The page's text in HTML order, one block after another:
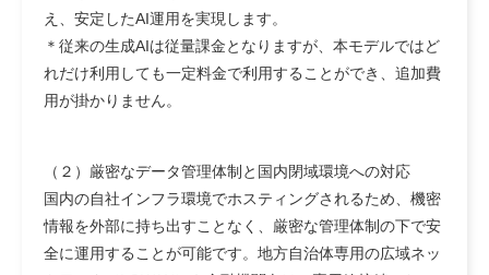
え、安定したAI運用を実現します。
＊従来の生成AIは従量課金となりますが、本モデルではど
れだけ利用しても一定料金で利用することができ、追加費
用が掛かりません。
（２）厳密なデータ管理体制と国内閉域環境への対応
国内の自社インフラ環境でホスティングされるため、機密
情報を外部に持ち出すことなく、厳密な管理体制の下で安
全に運用することが可能です。地方自治体専用の広域ネッ